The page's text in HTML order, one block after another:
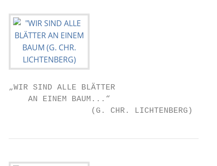
„WIR SIND ALLE BLÄTTER
    AN EINEM BAUM...“
                 (G. CHR. LICHTENBERG)